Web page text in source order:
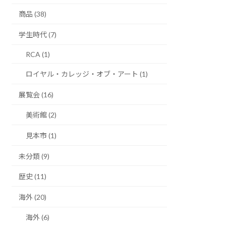
商品 (38)
学生時代 (7)
RCA (1)
ロイヤル・カレッジ・オブ・アート (1)
展覧会 (16)
美術館 (2)
見本市 (1)
未分類 (9)
歴史 (11)
海外 (20)
海外 (6)